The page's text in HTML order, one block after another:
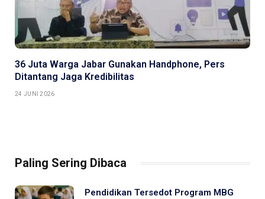
36 Juta Warga Jabar Gunakan Handphone, Pers
Ditantang Jaga Kredibilitas
24 JUNI 2026
Paling Sering Dibaca
Pendidikan Tersedot Program MBG